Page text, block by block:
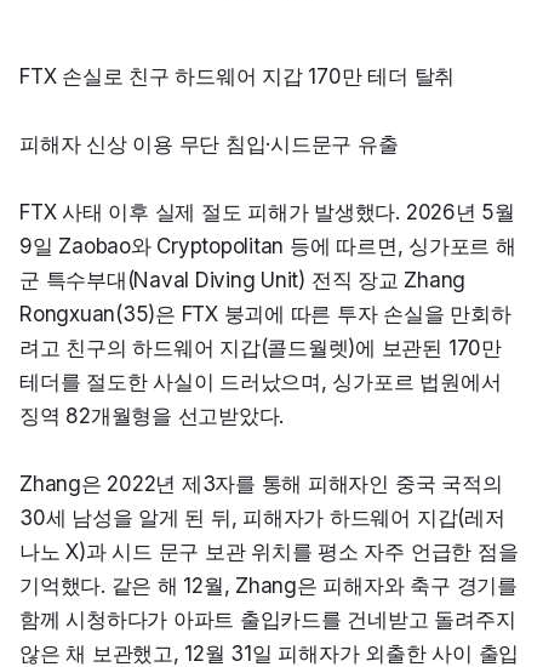
FTX 손실로 친구 하드웨어 지갑 170만 테더 탈취
피해자 신상 이용 무단 침입·시드문구 유출
FTX 사태 이후 실제 절도 피해가 발생했다. 2026년 5월
9일 Zaobao와 Cryptopolitan 등에 따르면, 싱가포르 해
군 특수부대(Naval Diving Unit) 전직 장교 Zhang
Rongxuan(35)은 FTX 붕괴에 따른 투자 손실을 만회하
려고 친구의 하드웨어 지갑(콜드월렛)에 보관된 170만
테더를 절도한 사실이 드러났으며, 싱가포르 법원에서
징역 82개월형을 선고받았다.
Zhang은 2022년 제3자를 통해 피해자인 중국 국적의
30세 남성을 알게 된 뒤, 피해자가 하드웨어 지갑(레저
나노 X)과 시드 문구 보관 위치를 평소 자주 언급한 점을
기억했다. 같은 해 12월, Zhang은 피해자와 축구 경기를
함께 시청하다가 아파트 출입카드를 건네받고 돌려주지
않은 채 보관했고, 12월 31일 피해자가 외출한 사이 출입